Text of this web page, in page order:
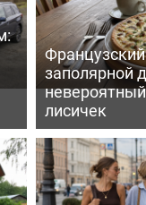
заполярной
лисичек